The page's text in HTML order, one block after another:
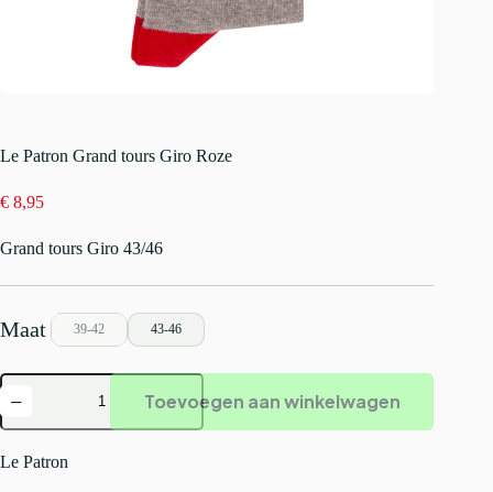
Le Patron Grand tours Giro Roze
€ 8,95
Grand tours Giro 43/46
39-42 43-46
Le
Patron
Grand
Giro
Toevoegen aan winkelwagen
Le Patron